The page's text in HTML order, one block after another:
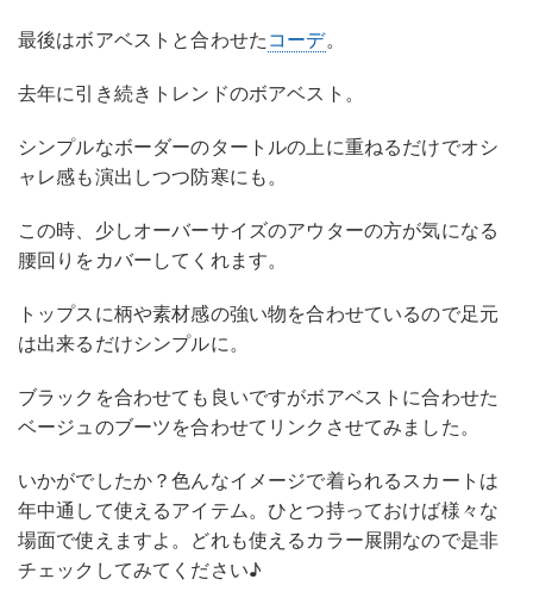
最後はボアベストと合わせた コーデ。
去年に引き続きトレンドのボアベスト。
シンプルなボーダーのタートルの上に重ねるだけでオシ
ャレ感も演出しつつ防寒にも。
この時、少しオーバーサイズのアウターの方が気になる
腰回りをカバーしてくれます。
トップスに柄や素材感の強い物を合わせているので足元
は出来るだけシンプルに。
ブラックを合わせても良いですがボアベストに合わせた
ベージュのブーツを合わせてリンクさせてみました。
いかがでしたか？色んなイメージで着られるスカートは
年中通して使えるアイテム。ひとつ持っておけば様々な
場面で使えますよ。どれも使えるカラー展開なので是非
チェックしてみてください♪